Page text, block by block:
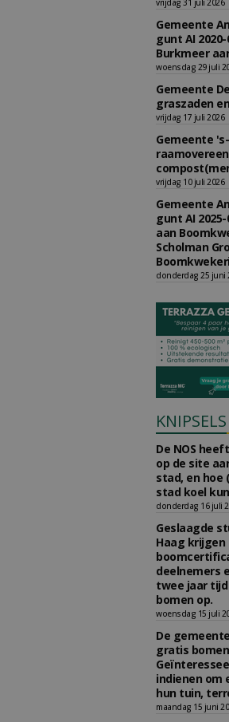
vrijdag 31 juli 2026
Gemeente
gunt AI
Burkmeer
woensdag 29 juli
Gemeente
graszaden
vrijdag 17 juli 2026
Gemeente
vrijdag 10 juli 2026
Gemeente
gunt AI
aan
Scholman
donderdag 25 juni
KNIPSELS
De NOS
op de site
stad, en hoe
stad koel
donderdag 16 juli
Geslaagde
Haag
deelnemers
twee jaar tijd
bomen op.
woensdag 15 juli
De
gratis
indienen om
hun tuin,
maandag 15 juni